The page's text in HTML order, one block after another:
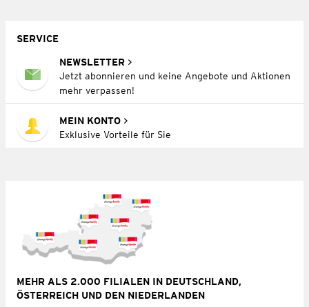
SERVICE
NEWSLETTER
Jetzt abonnieren und keine Angebote und Aktionen
mehr verpassen!
MEIN KONTO
Exklusive Vorteile für Sie
MEHR ALS 2.000 FILIALEN IN DEUTSCHLAND,
ÖSTERREICH UND DEN NIEDERLANDEN